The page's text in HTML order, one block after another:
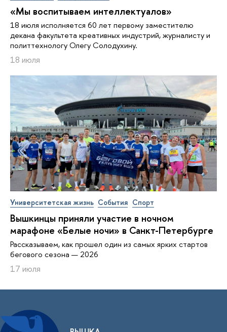
«Мы воспитываем интеллектуалов»
18 июля исполняется 60 лет первому заместителю
декана факультета креативных индустрий, журналисту и
политтехнологу Олегу Солодухину.
18 июля
Университетская жизнь События Спорт
Вышкинцы приняли участие в ночном
марафоне «Белые ночи» в Санкт-Петербурге
Рассказываем, как прошел один из самых ярких стартов
бегового сезона — 2026
17 июля